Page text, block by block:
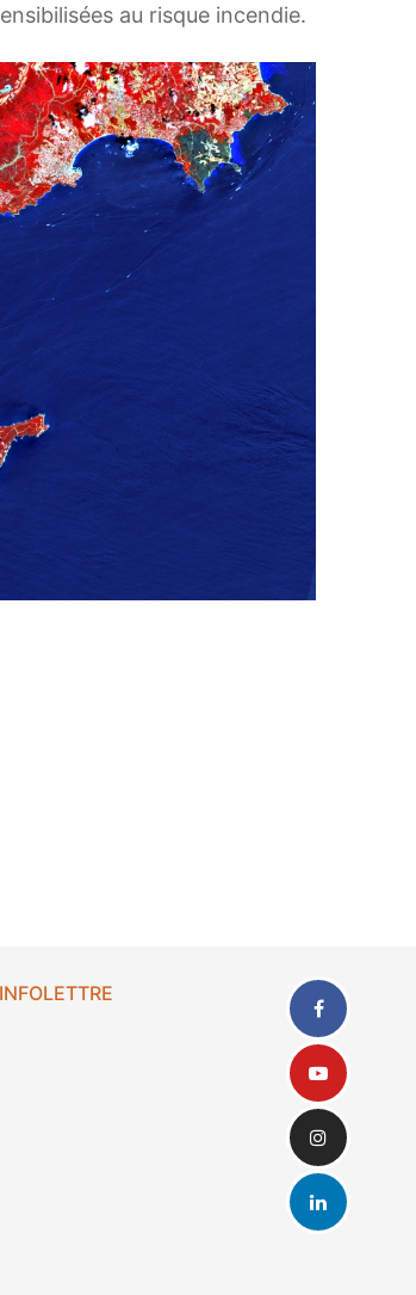
au risque incendie.